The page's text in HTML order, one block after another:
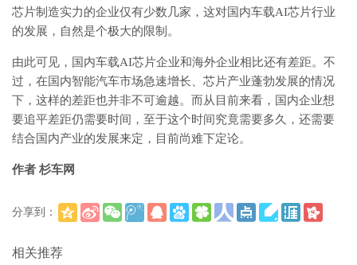
芯片制造实力的企业仅有少数几家，这对国内车载AI芯片行业
的发展，自然是个极大的限制。
由此可见，国内车载AI芯片企业和海外企业相比还有差距。不
过，在国内智能汽车市场急速增长、芯片产业蓬勃发展的情况
下，这样的差距也并非不可逾越。而从目前来看，国内企业想
要追平差距仍需要时间，至于这个时间究竟需要多久，还需要
结合国内产业的发展来定，目前尚难下定论。
作者 杉车网
分享到：
相关推荐